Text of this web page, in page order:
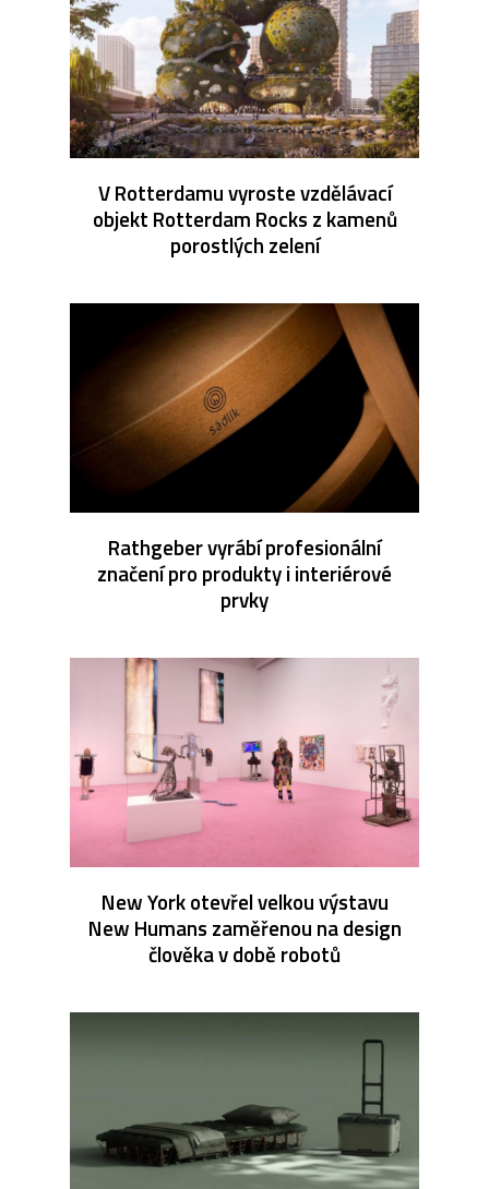
V Rotterdamu vyroste vzdělávací
objekt Rotterdam Rocks z kamenů
porostlých zelení
Rathgeber vyrábí profesionální
značení pro produkty i interiérové
prvky
New York otevřel velkou výstavu
New Humans zaměřenou na design
člověka v době robotů